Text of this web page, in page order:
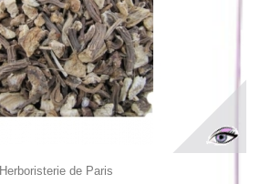
Herboristerie de Paris